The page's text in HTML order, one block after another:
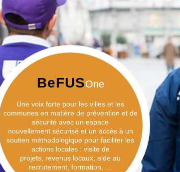
BeFUSOne
Une voix forte pour les villes et les
communes en matière de prévention et de
sécurité avec un espace
nouvellement sécurisé et un accès à un
soutien méthodologique pour faciliter les
actions locales : visite de
projets, revenus locaux, aide au
recrutement, formation, …